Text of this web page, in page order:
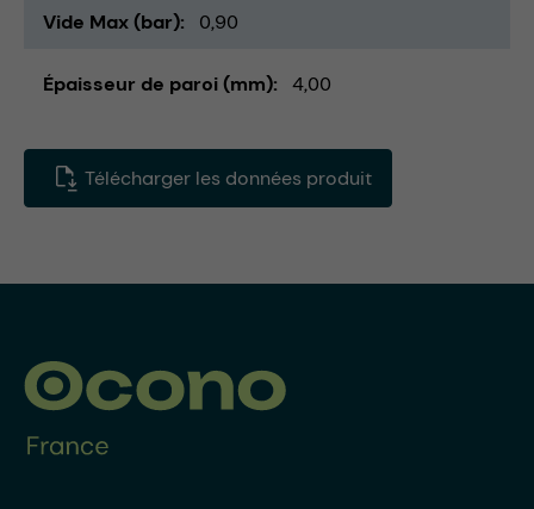
Vide Max (bar) 0,90
Épaisseur de paroi (mm) 4,00
Télécharger les données produit